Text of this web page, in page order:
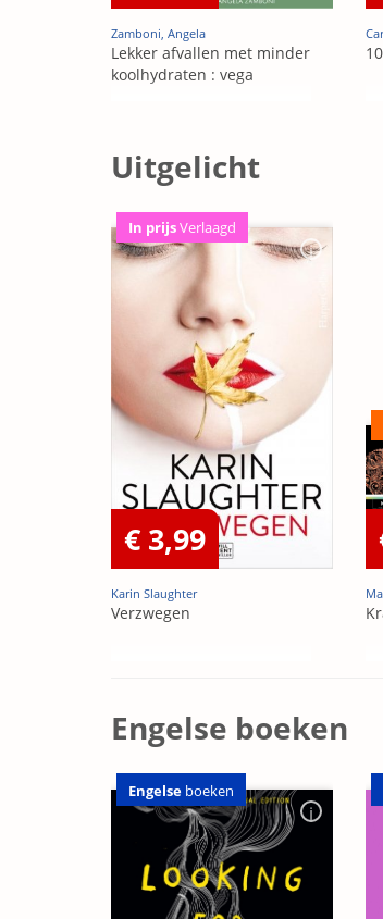
Zamboni, Angela
Lekker afvallen met minder
koolhydraten : vega
Uitgelicht
In prijsVerlaagd
€ 3,99
Karin Slaughter
Verzwegen
Engelse boeken
Engelse boeken